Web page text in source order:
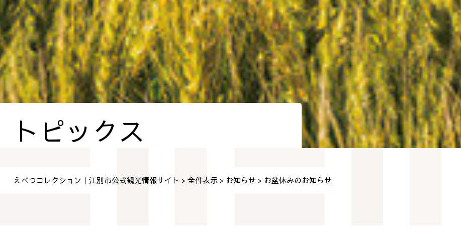
トピックス
えべつコレクション｜江別市公式観光情報サイト > 全件表示> お知らせ> お盆休みのお知らせ